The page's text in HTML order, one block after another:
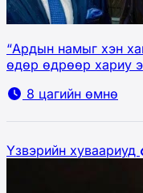
“Ардын намыг хэн
өдөр өдрөөр хариу
8 цагийн өмнө
Үзвэрийн хуваариуд